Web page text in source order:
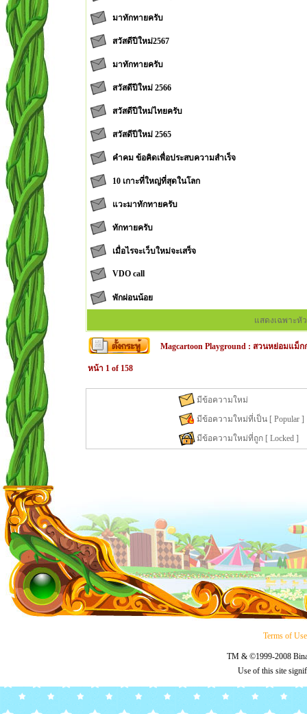
มาทักทายครับ
สวัสดี​ปีใหม่​2567
มาทักทายครับ
สวัสดีปีใหม่ 2566
สวัสดีปีใหม่ไทยครับ
สวัสดีปีใหม่ 2565
คำคม ข้อคิดเพื่อประสบความสำเร็จ
10 เกาะที่ใหญ่ที่สุดในโลก
แวะมาทักทายครับ
ทักทายครับ
เมื่อไรจะเว็บใหม่จะเสร็จ
VDO call
พักผ่อนน้อย
แสดงเฉพาะหั
Magcartoon Playground : สวนหย่อมแม็ก
หน้า 1 of 158
มีข้อความใหม่
มีข้อความใหม่ที่เป็น [ Popular ]
มีข้อความใหม่ที่ถูก [ Locked ]
Terms of Use
TM & ©1999-2008
Use of this site